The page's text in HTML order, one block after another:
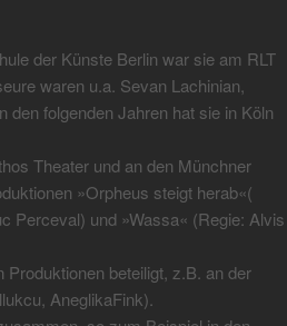
der Künste Berlin war sie am RLT
waren u.a. Sevan Lachinian,
den folgenden Jahren hat sie in Köln
Theater und an den Münchner
»Orpheus steigt herab«(
Perceval) und »Wassa« (Regie: Alvis
beteiligt, z.B. an der
AneglikaFink).